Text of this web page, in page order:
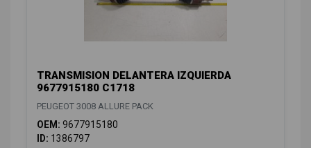
TRANSMISION DELANTERA IZQUIERDA
9677915180 C1718
PEUGEOT 3008 ALLURE PACK
OEM: 9677915180
ID: 1386797